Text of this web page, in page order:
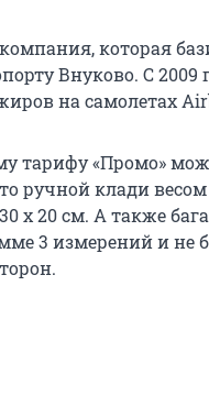
которая
Внуково. С 2009
на самолетах
тарифу «Промо»
ручной клади весом
х 20 см. А также
3 измерений и не